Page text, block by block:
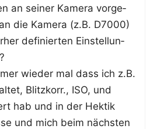
an sei­ner Kame­ra vor­ge­
die Kame­ra (z.B. D7000)
defi­nier­ten Ein­stel­lun­
wie­der mal dass ich z.B.
Blitz­korr., ISO, und
hab und in der Hek­tik
und mich beim nächs­ten